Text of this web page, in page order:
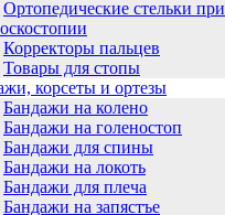
Ортопедические стельки при
Корректоры пальцев
Товары для стопы
корсеты и ортезы
Бандажи на колено
Бандажи на голеностоп
Бандажи для спины
Бандажи на локоть
Бандажи для плеча
Бандажи на запястъе